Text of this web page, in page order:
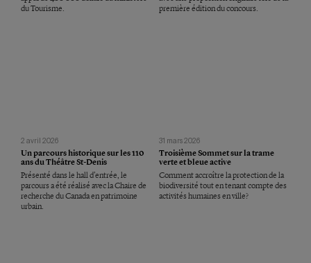
du Tourisme.
première édition du concours.
2 avril 2026
Un parcours historique sur les 110
ans du Théâtre St-Denis
Présenté dans le hall d’entrée, le
parcours a été réalisé avec la Chaire de
recherche du Canada en patrimoine
urbain.
31 mars 2026
Troisième Sommet sur la trame
verte et bleue active
Comment accroître la protection de la
biodiversité tout en tenant compte des
activités humaines en ville?